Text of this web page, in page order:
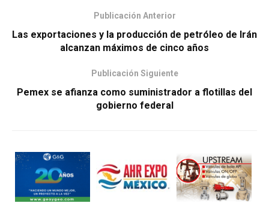
Publicación Anterior
Las exportaciones y la producción de petróleo de Irán
alcanzan máximos de cinco años
Publicación Siguiente
Pemex se afianza como suministrador a flotillas del
gobierno federal